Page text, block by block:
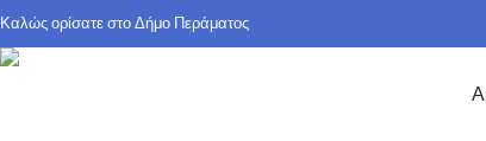
Καλώς ορίσατε στο Δήμο